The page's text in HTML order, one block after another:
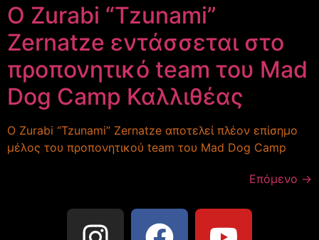
Ο Zurabi “Tzunami”
Zernatze εντάσσεται στο
προπονητικό team του Mad
Dog Camp Καλλιθέας
Ο Zurabi “Tzunami” Zernatze αποτελεί πλέον επίσημο
μέλος του προπονητικού team του Mad Dog Camp
Επόμενο →